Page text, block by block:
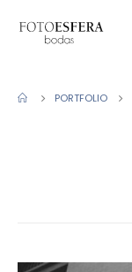
PORTFOLIO